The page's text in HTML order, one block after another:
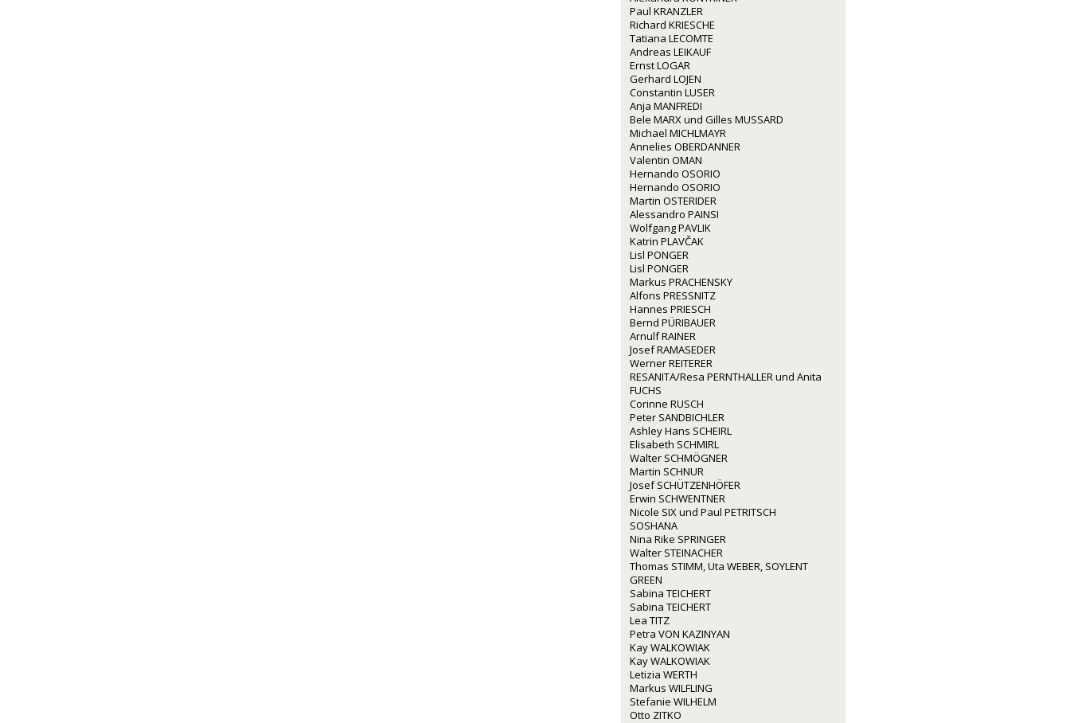
Paul KRANZLER
Richard KRIESCHE
Tatiana LECOMTE
Andreas LEIKAUF
Ernst LOGAR
Gerhard LOJEN
Constantin LUSER
Anja MANFREDI
Bele MARX und Gilles MUSSARD
Michael MICHLMAYR
Annelies OBERDANNER
Valentin OMAN
Hernando OSORIO
Hernando OSORIO
Martin OSTERIDER
Alessandro PAINSI
Wolfgang PAVLIK
Katrin PLAVČAK
Lisl PONGER
Lisl PONGER
Markus PRACHENSKY
Alfons PRESSNITZ
Hannes PRIESCH
Bernd PÜRIBAUER
Arnulf RAINER
Josef RAMASEDER
Werner REITERER
RESANITA/Resa PERNTHALLER und Anita
FUCHS
Corinne RUSCH
Peter SANDBICHLER
Ashley Hans SCHEIRL
Elisabeth SCHMIRL
Walter SCHMÖGNER
Martin SCHNUR
Josef SCHÜTZENHÖFER
Erwin SCHWENTNER
Nicole SIX und Paul PETRITSCH
SOSHANA
Nina Rike SPRINGER
Walter STEINACHER
Thomas STIMM, Uta WEBER, SOYLENT
GREEN
Sabina TEICHERT
Sabina TEICHERT
Lea TITZ
Petra VON KAZINYAN
Kay WALKOWIAK
Kay WALKOWIAK
Letizia WERTH
Markus WILFLING
Stefanie WILHELM
Otto ZITKO